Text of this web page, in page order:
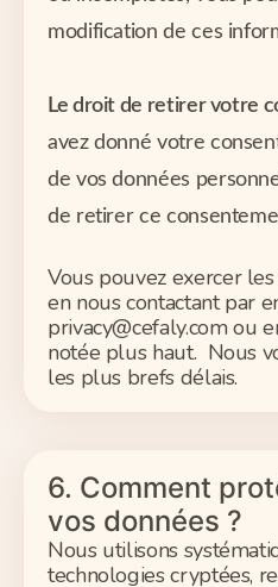
modification de ces
Le droit de retirer votre
avez donné votre
de vos données
de retirer ce
Vous pouvez exercer
en nous contactant par
privacy@cefaly.com ou
notée plus haut. Nous
les plus brefs délais.
6. Comment
vos données ?
Nous utilisons
technologies cryptées,